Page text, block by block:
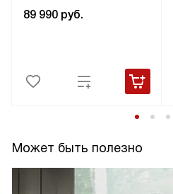
89 990 руб.
Может быть полезно